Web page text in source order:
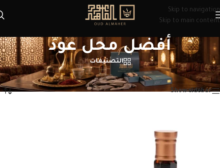
Skip to navigation
Skip to main content
أفضل محل عود
التصنيفات
الرئيسية/منتجات تحت الوسم “أفضل محل عود” عرض النتيجة الوحيدة
Show sidebar